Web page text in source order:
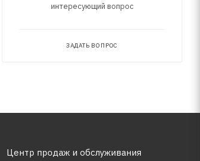
интересующий вопрос
ЗАДАТЬ ВОПРОС
Центр продаж и обслуживания